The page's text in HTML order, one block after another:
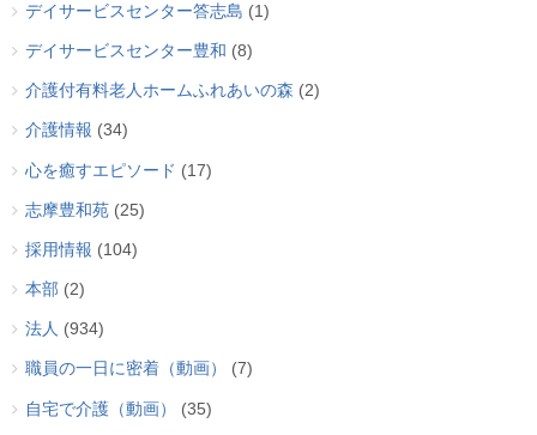
デイサービスセンター答志島 (1)
デイサービスセンター豊和 (8)
介護付有料老人ホームふれあいの森 (2)
介護情報 (34)
心を癒すエピソード (17)
志摩豊和苑 (25)
採用情報 (104)
本部 (2)
法人 (934)
職員の一日に密着（動画） (7)
自宅で介護（動画） (35)